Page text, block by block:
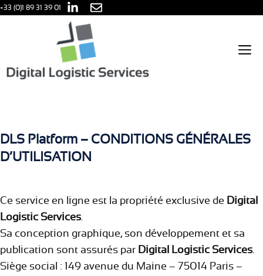
Aller
+33 (0)1 89 31 39 01
DLS Platform – CONDITIONS GÉNÉRALES
D’UTILISATION
Ce service en ligne est la propriété exclusive de Digital
Logistic Services.
Sa conception graphique, son développement et sa
publication sont assurés par Digital Logistic Services.
Siège social : 149 avenue du Maine – 75014 Paris –